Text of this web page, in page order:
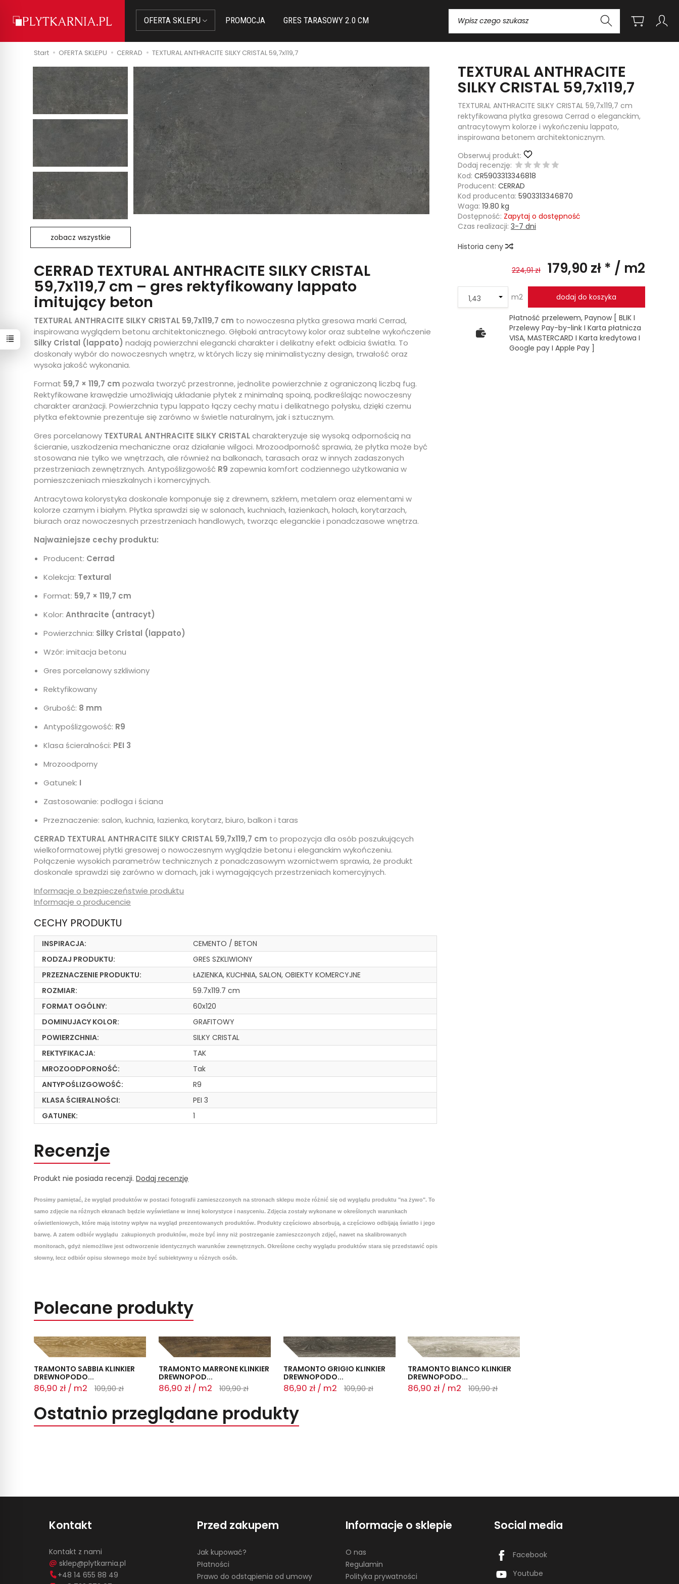
OFERTA SKLEPU PROMOCJA GRES TARASOWY 2.0 CM
Start OFERTA SKLEPU CERRAD TEXTURAL ANTHRACITE SILKY CRISTAL 59,7x119,7
zobacz wszystkie
TEXTURAL ANTHRACITE
SILKY CRISTAL 59,7x119,7
TEXTURAL ANTHRACITE SILKY CRISTAL 59,7x119,7 cm
rektyfikowana płytka gresowa Cerrad o eleganckim,
antracytowym kolorze i wykończeniu lappato,
inspirowana betonem architektonicznym.
Obserwuj produkt:
Dodaj recenzję:
Kod: CR5903313346818
Producent: CERRAD
Kod producenta: 5903313346870
Waga: 19.80 kg
Dostępność: Zapytaj o dostępność
Czas realizacji: 3-7 dni
Historia ceny
224,91 zł 179,90 zł * / m2
m2 dodaj do koszyka
Płatność przelewem, Paynow [ BLIK I
Przelewy Pay-by-link I Karta płatnicza
VISA, MASTERCARD I Karta kredytowa I
Google pay I Apple Pay ]
CERRAD TEXTURAL ANTHRACITE SILKY CRISTAL
59,7x119,7 cm – gres rektyfikowany lappato
imitujący beton
TEXTURAL ANTHRACITE SILKY CRISTAL 59,7x119,7 cm to nowoczesna płytka gresowa marki Cerrad,
inspirowana wyglądem betonu architektonicznego. Głęboki antracytowy kolor oraz subtelne wykończenie
Silky Cristal (lappato) nadają powierzchni elegancki charakter i delikatny efekt odbicia światła. To
doskonały wybór do nowoczesnych wnętrz, w których liczy się minimalistyczny design, trwałość oraz
wysoka jakość wykonania.
Format 59,7 × 119,7 cm pozwala tworzyć przestronne, jednolite powierzchnie z ograniczoną liczbą fug.
Rektyfikowane krawędzie umożliwiają układanie płytek z minimalną spoiną, podkreślając nowoczesny
charakter aranżacji. Powierzchnia typu lappato łączy cechy matu i delikatnego połysku, dzięki czemu
płytka efektownie prezentuje się zarówno w świetle naturalnym, jak i sztucznym.
Gres porcelanowy TEXTURAL ANTHRACITE SILKY CRISTALcharakteryzuje się wysoką odpornością na
ścieranie, uszkodzenia mechaniczne oraz działanie wilgoci. Mrozoodporność sprawia, że płytka może być
stosowana nie tylko we wnętrzach, ale również na balkonach, tarasach oraz w innych zadaszonych
przestrzeniach zewnętrznych. Antypoślizgowość R9 zapewnia komfort codziennego użytkowania w
pomieszczeniach mieszkalnych i komercyjnych.
Antracytowa kolorystyka doskonale komponuje się z drewnem, szkłem, metalem oraz elementami w
kolorze czarnym i białym. Płytka sprawdzi się w salonach, kuchniach, łazienkach, holach, korytarzach,
biurach oraz nowoczesnych przestrzeniach handlowych, tworząc eleganckie i ponadczasowe wnętrza.
Najważniejsze cechy produktu:
Producent: Cerrad
Kolekcja: Textural
Format: 59,7 × 119,7 cm
Kolor:Anthracite (antracyt)
Powierzchnia: Silky Cristal (lappato)
Wzór: imitacja betonu
Gres porcelanowy szkliwiony
Rektyfikowany
Grubość: 8 mm
Antypoślizgowość: R9
Klasa ścieralności: PEI 3
Mrozoodporny
Gatunek: I
Zastosowanie: podłoga i ściana
Przeznaczenie: salon, kuchnia, łazienka, korytarz, biuro, balkon i taras
CERRAD TEXTURAL ANTHRACITE SILKY CRISTAL 59,7x119,7 cm to propozycja dla osób poszukujących
wielkoformatowej płytki gresowej o nowoczesnym wyglądzie betonu i eleganckim wykończeniu.
Połączenie wysokich parametrów technicznych z ponadczasowym wzornictwem sprawia, że produkt
doskonale sprawdzi się zarówno w domach, jak i wymagających przestrzeniach komercyjnych.
Informacje o bezpieczeństwie produktu
Informacje o producencie
CECHY PRODUKTU
INSPIRACJA:
CEMENTO / BETON
RODZAJ PRODUKTU:
GRES SZKLIWIONY
PRZEZNACZENIE PRODUKTU:
ŁAZIENKA, KUCHNIA, SALON, OBIEKTY KOMERCYJNE
ROZMIAR:
59.7x119.7 cm
FORMAT OGÓLNY:
60x120
DOMINUJACY KOLOR:
GRAFITOWY
POWIERZCHNIA:
SILKY CRISTAL
REKTYFIKACJA:
TAK
MROZOODPORNOŚĆ:
Tak
ANTYPOŚLIZGOWOŚĆ:
R9
KLASA ŚCIERALNOŚCI:
PEI 3
GATUNEK:
1
Recenzje
Produkt nie posiada recenzji.Dodaj recenzję
Prosimy pamiętać, że wygląd produktów w postaci fotografii zamieszczonych na stronach sklepu może różnić się od wyglądu produktu "na żywo". To
samo zdjęcie na różnych ekranach będzie wyświetlane w innej kolorystyce i nasyceniu. Zdjęcia zostały wykonane w określonych warunkach
oświetleniowych, które mają istotny wpływ na wygląd prezentowanych produktów. Produkty częściowo absorbują, a częściowo odbijają światło i jego
barwę. A zatem odbiór wyglądu zakupionych produktów, może być inny niż postrzeganie zamieszczonych zdjęć, nawet na skalibrowanych
monitorach, gdyż niemożliwe jest odtworzenie identycznych warunków zewnętrznych. Określone cechy wyglądu produktów stara się przedstawić opis
słowny, lecz odbiór opisu słownego może być subiektywny u różnych osób.
Polecane produkty
TRAMONTO SABBIA KLINKIER
DREWNOPODO...
86,90 zł / m2 109,90 zł
TRAMONTO MARRONE KLINKIER
DREWNOPOD...
86,90 zł / m2 109,90 zł
TRAMONTO GRIGIO KLINKIER
DREWNOPODO...
86,90 zł / m2 109,90 zł
TRAMONTO BIANCO KLINKIER
DREWNOPODO...
86,90 zł / m2 109,90 zł
Ostatnio przeglądane produkty
Kontakt
Kontakt z nami
sklep@plytkarnia.pl
+48 14 655 88 49
Przed zakupem
Jak kupować?
Płatności
Prawo do odstąpienia od umowy
Informacje o sklepie
O nas
Regulamin
Polityka prywatności
Social media
Facebook
Youtube